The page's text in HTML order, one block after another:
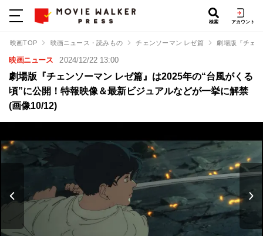
検索 アカウント
映画TOP 映画ニュース・読みもの チェンソーマン レゼ篇 劇場版『チェ
映画ニュース 2024/12/22 13:00
劇場版『チェンソーマン レゼ篇』は2025年の“台風がくる
頃”に公開！特報映像＆最新ビジュアルなどが一挙に解禁
(画像10/12)